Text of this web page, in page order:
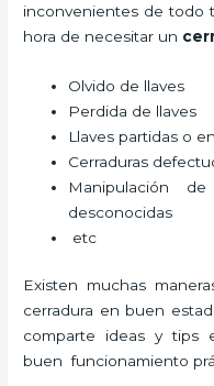
inconvenientes de todo
hora de necesitar un
Olvido de llaves
Perdida de llaves
Llaves partidas o
Cerraduras
Manipulación
desconocidas
etc
Existen muchas
cerradura en buen
comparte ideas y tips
buen funcionamiento